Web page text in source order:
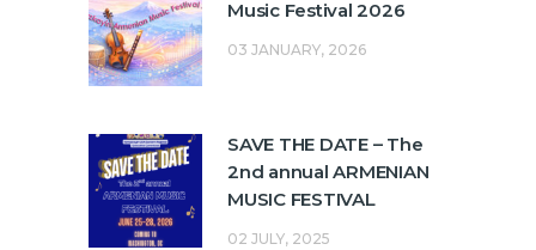
Music Festival 2026
03 JANUARY, 2026
SAVE THE DATE – The
2nd annual ARMENIAN
MUSIC FESTIVAL
02 JULY, 2025